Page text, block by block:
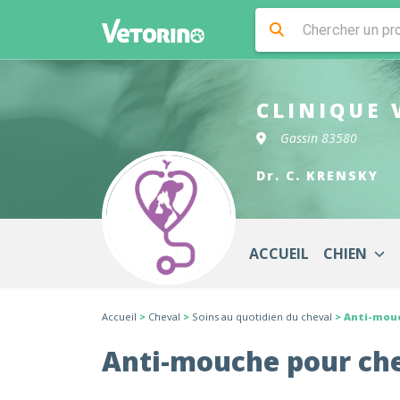
CLINIQUE
Gassin 83580
Dr. C. KRENSKY
ACCUEIL CHIEN
Accueil > Cheval > Soins au quotidien du cheval > Anti-
Anti-mouche pour